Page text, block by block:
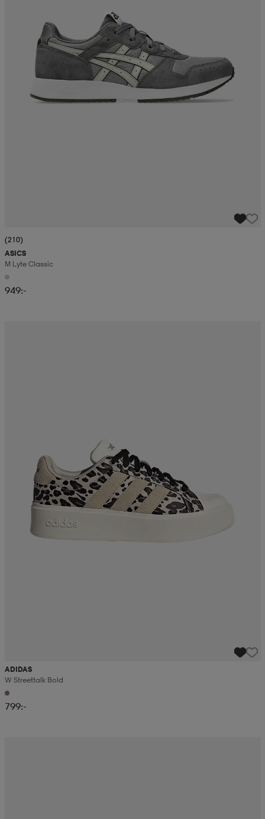
(210)
ASICS
M Lyte Classic
949:-
ADIDAS
W Streettalk Bold
799:-